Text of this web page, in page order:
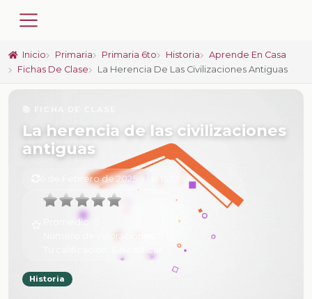
Inicio Primaria Primaria 6to Historia
Aprende En Casa
Fichas De Clase
La Herencia De Las Civilizaciones Antiguas
La herencia de las civilizaciones
antiguas
6 de Febrero de 2025 a las 15:53
Promedio:
Número de valoraciones:
Sin calificar
Historia